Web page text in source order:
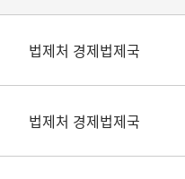
법제처 경제법제국
법제처 경제법제국